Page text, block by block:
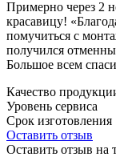
Примерно через 2
красавицу!
помучиться с
получился
Большое всем
Качество
Уровень сервиса
Срок изготовления
Оставить отзыв
Оставить отзыв на